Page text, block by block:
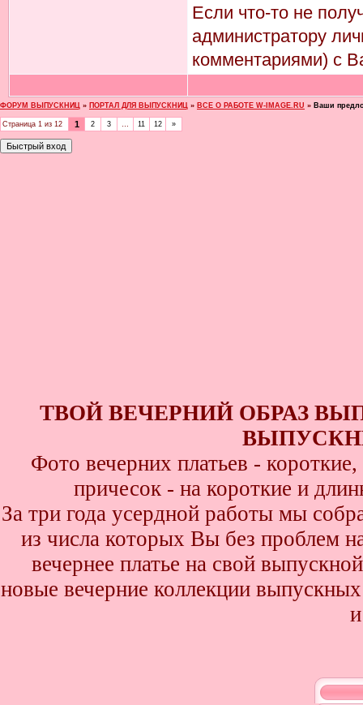
Если что-то не
администратору
комментариями) с
ФОРУМ ВЫПУСКНИЦ » ПОРТАЛ ДЛЯ ВЫПУСКНИЦ » ВСЕ О РАБОТЕ W-IMAGE.RU » Ваши
Страница 1 из 12 1 2 3 … 11 12 »
ТВОЙ ВЕЧЕРНИЙ ОБРАЗ
Фото вечерних платьев -
причесок - на короткие и
За три года усердной работы мы
из числа которых Вы без проблем
вечернее платье на свой
новые вечерние коллекции